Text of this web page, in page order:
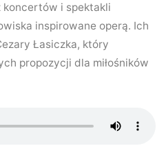
koncertów i spektakli
inspirowane operą. Ich
Łasiczka, który
propozycji dla miłośników